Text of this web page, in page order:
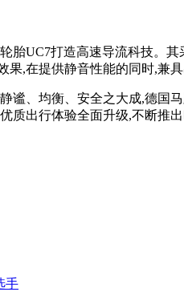
胎UC7打造高速导流科技。
果,在提供静音性能的同时,兼
谧、均衡、安全之大成,德国
质出行体验全面升级,不断推
手